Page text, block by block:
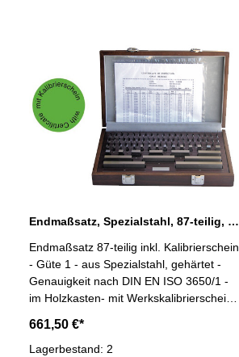
Endmaßsatz, Spezialstahl, 87-teilig, Güte 1 inkl. Kalibrierschein
Endmaßsatz 87-teilig inkl. Kalibrierschein
- Güte 1 - aus Spezialstahl, gehärtet -
Genauigkeit nach DIN EN ISO 3650/1 -
im Holzkasten- mit Werkskalibrierschein
1,009 / 49 x 1,01-1,49 / 19 x 0,5-9,5 / 10
x 10-100
661,50 €*
Lagerbestand: 2